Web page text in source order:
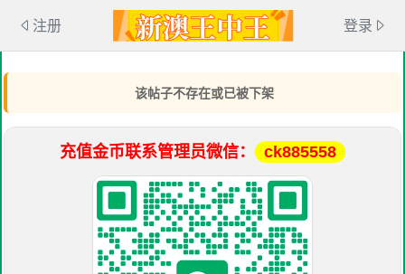
注册 登录
该帖子不存在或已被下架
充值金币联系管理员微信： ck885558